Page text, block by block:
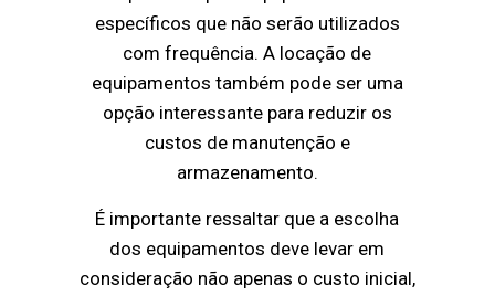
específicos que não serão utilizados
com frequência. A locação de
equipamentos também pode ser uma
opção interessante para reduzir os
custos de manutenção e
armazenamento.
É importante ressaltar que a escolha
dos equipamentos deve levar em
consideração não apenas o custo inicial,